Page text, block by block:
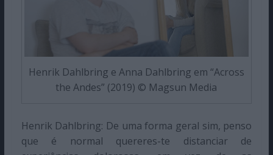
Henrik Dahlbring e Anna Dahlbring em “Across
the Andes” (2019) © Magsun Media
Henrik Dahlbring: De uma forma geral sim, penso
que é normal quereres-te distanciar de